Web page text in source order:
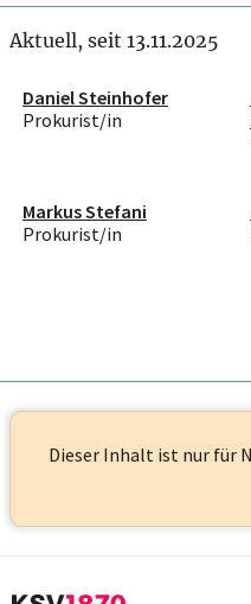
Aktuell, seit 13.11.2025
Daniel Steinhofer
Prokurist/in
Markus Stefani
Prokurist/in
Dieser Inhalt ist nur für